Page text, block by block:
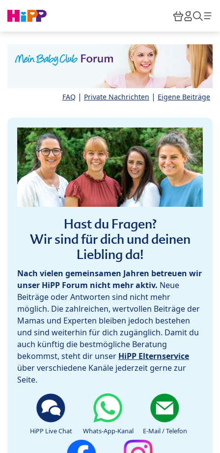
HiPP
FAQ | Private Nachrichten | Eigene Beiträge
Hast du Fragen?
Wir sind für dich und deinen
Liebling da!
Nach vielen gemeinsamen Jahren betreuen wir
unser HiPP Forum nicht mehr aktiv. Neue
Beiträge oder Antworten sind nicht mehr
möglich. Die zahlreichen, wertvollen Beiträge der
Mamas und Experten bleiben jedoch bestehen
und sind weiterhin für dich zugänglich. Damit du
auch künftig die bestmögliche Beratung
bekommst, steht dir unser HiPP Elternservice
über verschiedene Kanäle jederzeit gerne zur
Seite.
HiPP Live Chat Whats-App-Kanal E-Mail / Telefon